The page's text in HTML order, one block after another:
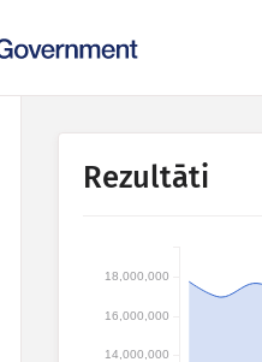
Rezultāti
14,000,000
16,000,000
18,000,000